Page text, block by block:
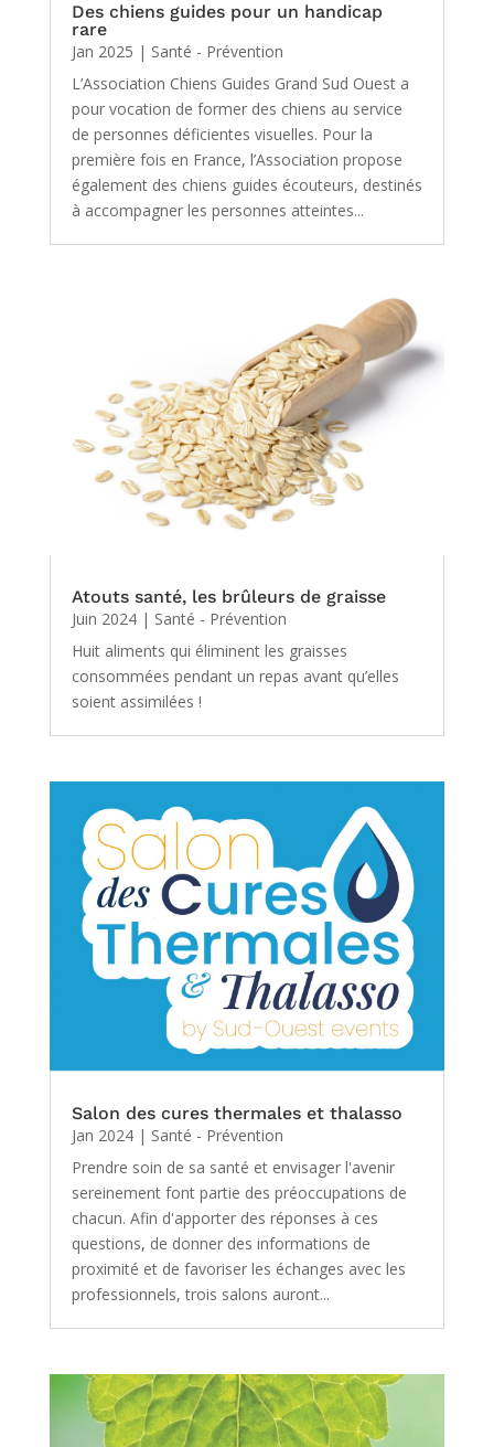
Des chiens guides pour un handicap
rare
Jan 2025 | Santé - Prévention
L’Association Chiens Guides Grand Sud Ouest a
pour vocation de former des chiens au service
de personnes déficientes visuelles. Pour la
première fois en France, l’Association propose
également des chiens guides écouteurs, destinés
à accompagner les personnes atteintes...
Atouts santé, les brûleurs de graisse
Juin 2024| Santé - Prévention
Huit aliments qui éliminent les graisses
consommées pendant un repas avant qu’elles
soient assimilées !
Salon des cures thermales et thalasso
Jan 2024| Santé - Prévention
Prendre soin de sa santé et envisager l'avenir
sereinement font partie des préoccupations de
chacun. Afin d'apporter des réponses à ces
questions, de donner des informations de
proximité et de favoriser les échanges avec les
professionnels, trois salons auront...